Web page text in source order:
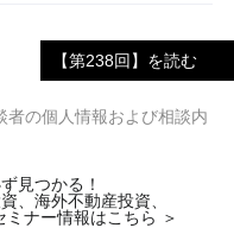
【第238回】を読む
の個人情報および相談内
見つかる！
、海外不動産投資、
ナー情報はこちら ＞